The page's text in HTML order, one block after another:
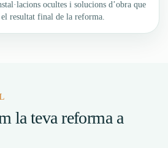
ocultes i solucions d’obra que
resultat final de la reforma.
la teva reforma a